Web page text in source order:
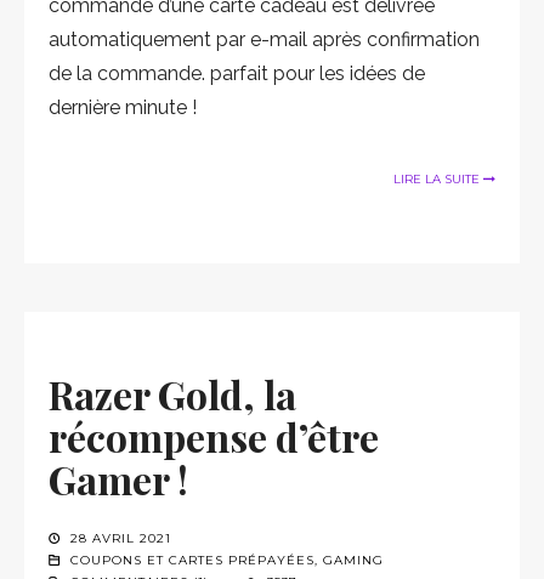
commande d’une carte cadeau est délivrée
automatiquement par e-mail après confirmation
de la commande. parfait pour les idées de
dernière minute !
LIRE LA SUITE
Razer Gold, la
récompense d’être
Gamer !
28 AVRIL 2021
COUPONS ET CARTES PRÉPAYÉES, GAMING